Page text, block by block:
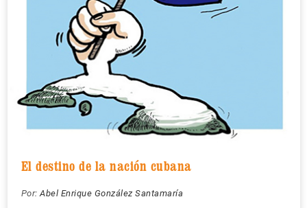
El destino de la nación cubana
Por: Abel Enrique González Santamaría